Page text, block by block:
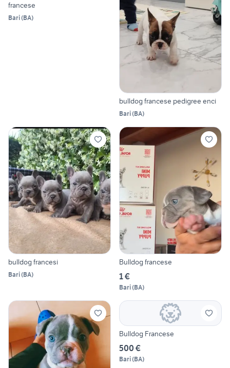
francese
Bari(BA)
bulldog francese pedigree enci
Bari(BA)
bulldog francesi
Bari(BA)
Bulldog francese
1 €
Bari(BA)
Bulldog Francese
500 €
Bari(BA)